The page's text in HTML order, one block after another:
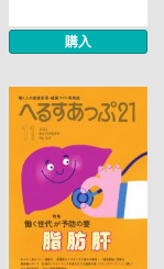
購入